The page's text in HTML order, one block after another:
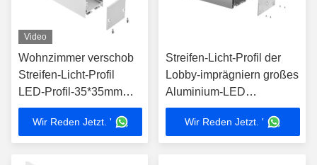
Video
Wohnzimmer verschob
Streifen-Licht-Profil
LED-Profil-35*35mm
Aluminium-LED
Wir Reden Jetzt. '
Streifen-Licht-Profil der
Lobby-imprägniern großes
Aluminium-LED
Unterkunftverschobenes
Wir Reden Jetzt. '